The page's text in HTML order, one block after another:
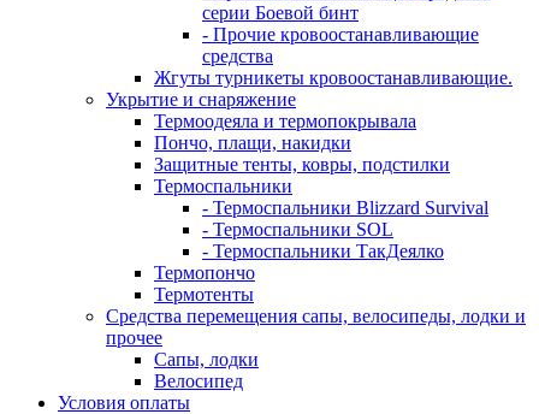
серии Боевой бинт
- Прочие кровоостанавливающие
средства
Жгуты турникеты кровоостанавливающие.
Укрытие и снаряжение
Термоодеяла и термопокрывала
Пончо, плащи, накидки
Защитные тенты, ковры, подстилки
Термоспальники
- Термоспальники Blizzard Survival
- Термоспальники SOL
- Термоспальники ТакДеялко
Термопончо
Термотенты
Средства перемещения сапы, велосипеды, лодки и
прочее
Сапы, лодки
Велосипед
Условия оплаты